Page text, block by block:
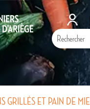
GRILLÉS ET PAIN DE MIE